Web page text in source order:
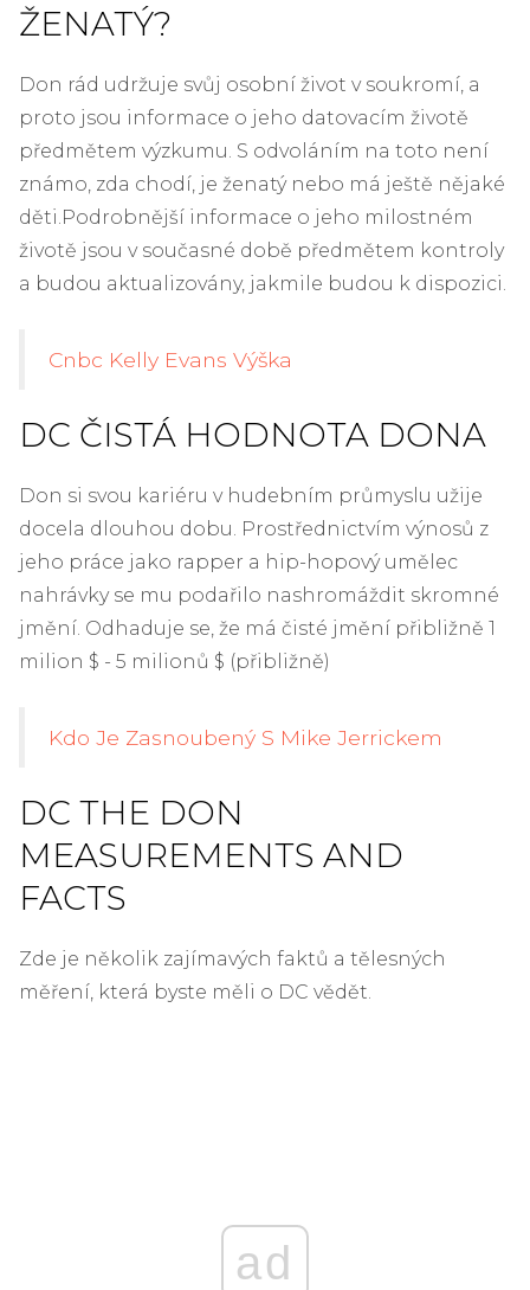
ŽENATÝ?
Don rád udržuje svůj osobní život v soukromí, a
proto jsou informace o jeho datovacím životě
předmětem výzkumu. S odvoláním na toto není
známo, zda chodí, je ženatý nebo má ještě nějaké
děti. Podrobnější informace o jeho milostném
životě jsou v současné době předmětem kontroly
a budou aktualizovány, jakmile budou k dispozici.
Cnbc Kelly Evans Výška
DC ČISTÁ HODNOTA DONA
Don si svou kariéru v hudebním průmyslu užije
docela dlouhou dobu. Prostřednictvím výnosů z
jeho práce jako rapper a hip-hopový umělec
nahrávky se mu podařilo nashromáždit skromné ​​
jmění. Odhaduje se, že má čisté jmění přibližně 1
milion $ - 5 milionů $ (přibližně)
Kdo Je Zasnoubený S Mike Jerrickem
DC THE DON
MEASUREMENTS AND
FACTS
Zde je několik zajímavých faktů a tělesných
měření, která byste měli o DC vědět.
ad